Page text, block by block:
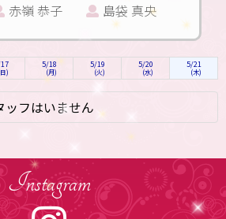
赤嶺 恭子 島袋 真央
)
5/18
(月)
5/19
(火)
5/20
(水)
5/21
(木)
フはいません
Instagram